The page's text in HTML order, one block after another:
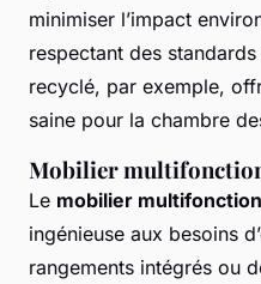
minimiser l’impact
respectant des
recyclé, par exemple,
saine pour la chambre
Mobilier
Le mobilier
ingénieuse aux besoins
rangements intégrés ou